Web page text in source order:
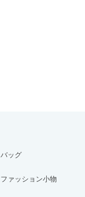
バッグ
ファッション小物